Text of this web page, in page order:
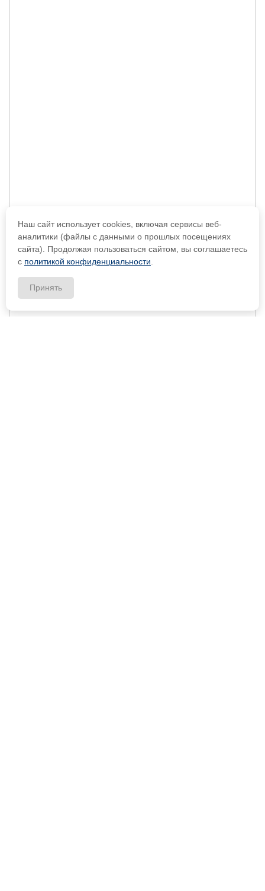
Наш сайт использует cookies, включая сервисы веб-
аналитики (файлы с данными о прошлых посещениях
сайта). Продолжая пользоваться сайтом, вы соглашаетесь
с политикой конфиденциальности
Принять